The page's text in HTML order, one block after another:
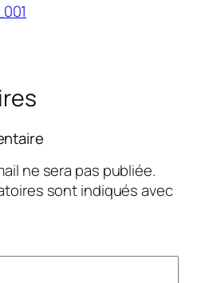
ne sera pas publiée.
sont indiqués avec